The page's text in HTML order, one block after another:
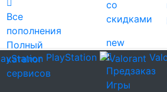
Все
пополнения
Полный
каталог
сервисов
со
скидками
new
Предзаказ
Игры
PlayStation